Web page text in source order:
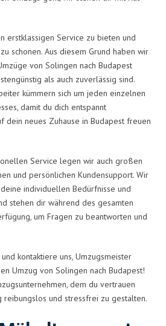
erstklassigen Service zu bieten und
schonen. Aus diesem Grund haben wir
von Solingen nach Budapest
als auch zuverlässig sind.
kümmern sich um jeden einzelnen
damit du dich entspannt
dein neues Zuhause in Budapest freuen
Service legen wir auch großen
und persönlichen Kundensupport. Wir
individuellen Bedürfnisse und
stehen dir während des gesamten
um Fragen zu beantworten und
kontaktiere uns, Umzugsmeister
Umzug von Solingen nach Budapest!
dem du vertrauen
reibungslos und stressfrei zu gestalten.